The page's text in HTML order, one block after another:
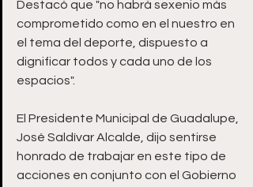
Destacó que "no habrá sexenio más
comprometido como en el nuestro en
el tema del deporte, dispuesto a
dignificar todos y cada uno de los
espacios".
El Presidente Municipal de Guadalupe,
José Saldívar Alcalde, dijo sentirse
honrado de trabajar en este tipo de
acciones en conjunto con el Gobierno